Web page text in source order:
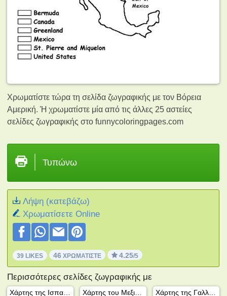
Χρωματίστε τώρα τη σελίδα ζωγραφικής με τον Βόρεια
Αμερική. Ή χρωματίστε μία από τις άλλες 25 αστείες
σελίδες ζωγραφικήςστο funnycoloringpages.com
Τυπώνω
Λήψη (κατεβάζω)
Xρωματίσετε Online
39 LIKES 46 ΧΡΩΜΑΤΊΣΤΕ 4.25/5
Περισσότερες σελίδες ζωγραφικής με